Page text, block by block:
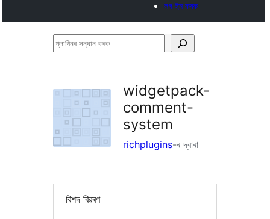
লগ ইন কৰক
প্লাগিনৰ
widgetpack-
comment-
system
richplugins-ৰ দ্বাৰা
বিশদ বিৱৰণ